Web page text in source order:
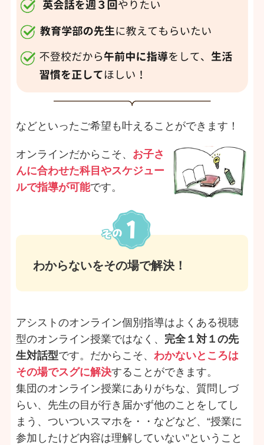
などといったご希望も叶えることができます！
オンラインだからこそ、 お子さ
んに合わせた科目やスケジュー
ルで指導が可能です。
わからないをその場で解決！
アシストのオンライン個別指導はよくある視聴
型のオンライン授業ではなく、 完全１対１の先
生対話型です。だからこそ、 わかないところは
その場でスグに解決することができます。
集団のオンライン授業にありがちな、質問しづ
らい、先生の目が行き届かず他のことをしてし
まう、ついついスマホを・・などなど、“授業に
参加したけど内容は理解していない”ということ